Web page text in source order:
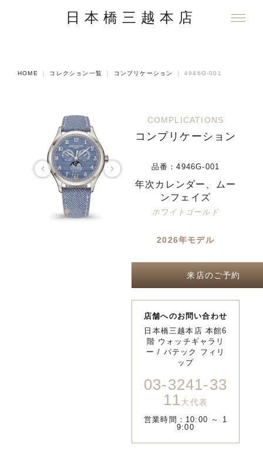
日本橋三越本店
HOME コレクション一覧 コンプリケーション ｜4946G-001
COMPLICATIONS
コンプリケーション
品番：4946G-001
年次カレンダー、ムー
ンフェイズ
ホワイトゴールド
2026年モデル
来店のご予約
店舗へのお問い合わせ
日本橋三越本店 本館6
階 ウォッチギャラリ
ー / パテック フィリ
ップ
03-3241-33
11大代表
営業時間：10:00 ～ 1
9:00